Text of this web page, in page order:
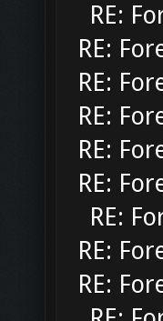
RE:
RE:
RE:
RE:
RE:
RE:
RE:
RE:
RE: